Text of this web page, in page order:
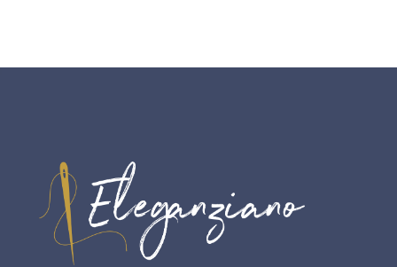
be
chosen
on
the
multiple